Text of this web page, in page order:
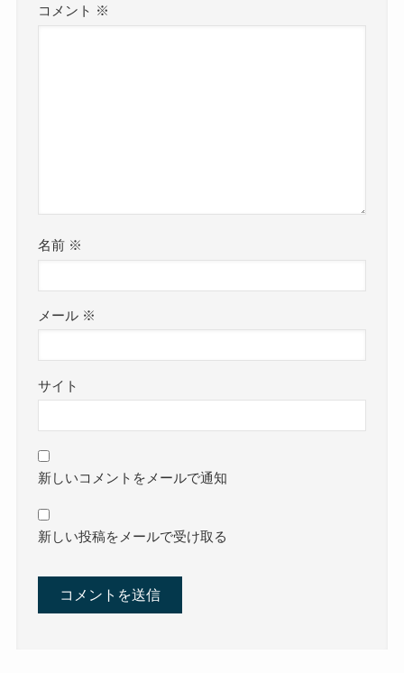
コメント ※
名前 ※
メール ※
サイト
新しいコメントをメールで通知
新しい投稿をメールで受け取る